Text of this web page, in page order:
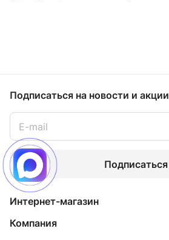
Подписаться на новости и акции
Подписаться
Интернет-магазин
Компания